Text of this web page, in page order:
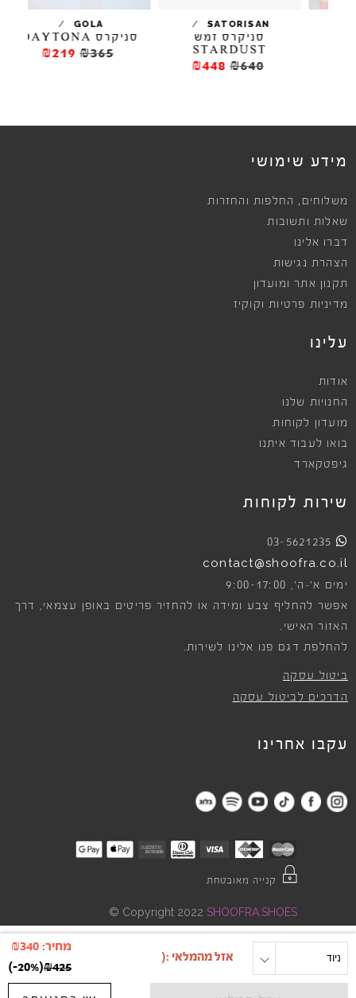
ניוד מידה
מחיר: ₪340
₪425
(
-20%
)
SATORISAN
/
סניקרס זמש
STARDUST
₪640
₪448
GOLA
/
סניקרס DAYTONA
₪365
₪219
מידע שימושי
משלוחים , החלפות והחזרות
שאלות ותשובות
דברו אלינו
הצהרת נגישות
תקנון אתר ומועדון
מדיניות פרטיות וקוקיז
עלינו
אודות
החנויות שלנו
מועדון לקוחות
בואו לעבוד איתנו
גיפטקארד
שירות לקוחות
03-5621235
contact@shoofra.co.il
ימים א׳-ה׳, 9:00-17:00
אפשר להחליף צבע ומידה או להחזיר פריטים באופן עצמאי, דרך
האזור האישי.
להחלפת דגם פנו אלינו לשירות.
ביטול עסקה
הדרכים לביטול עסקה
עקבו אחרינו
קנייה מאובטחת
Copyright 2022 SHOOFRA.SHOES
©